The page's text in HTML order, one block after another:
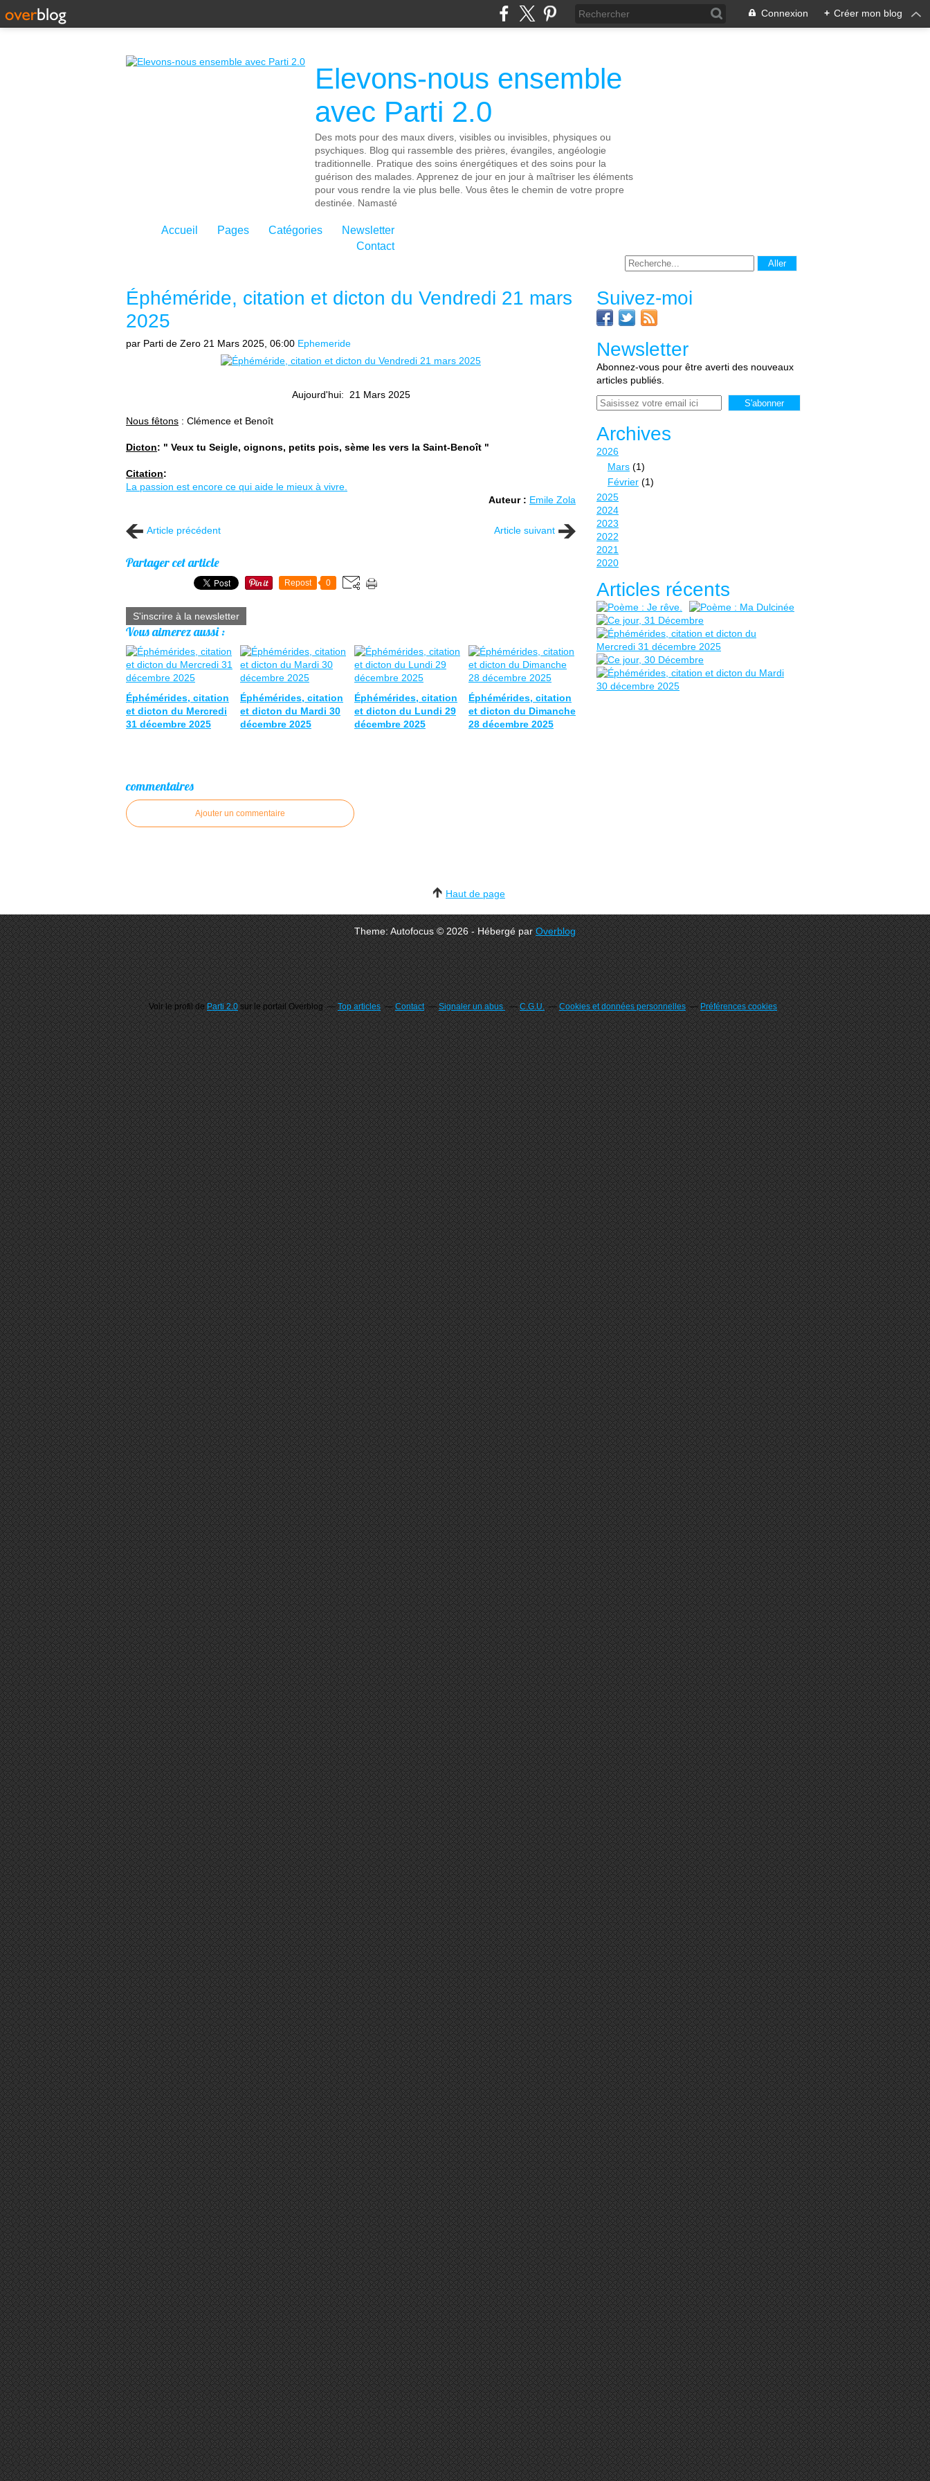
Connexion + Créer mon blog
Elevons-nous ensemble
avec Parti 2.0
Des mots pour des maux divers, visibles ou invisibles, physiques ou
psychiques. Blog qui rassemble des prières, évangiles, angéologie
traditionnelle. Pratique des soins énergétiques et des soins pour la
guérison des malades. Apprenez de jour en jour à maîtriser les éléments
pour vous rendre la vie plus belle. Vous êtes le chemin de votre propre
destinée. Namasté
Accueil Pages Catégories
Newsletter
Contact
Éphéméride, citation et dicton du Vendredi 21 mars
2025
par Parti de Zero 21 Mars 2025, 06:00 Ephemeride
Aujourd'hui: 21 Mars 2025
Nous fêtons : Clémence et Benoît
Dicton: " Veux tu Seigle, oignons, petits pois, sème les vers la Saint-Benoît "
Citation:
La passion est encore ce qui aide le mieux à vivre.
Auteur : Emile Zola
Article précédent Article suivant
Partager cet article
Repost 0
S'inscrire à la newsletter
Vous aimerez aussi :
Éphémérides, citation
et dicton du Mercredi
31 décembre 2025
Éphémérides, citation
et dicton du Mardi 30
décembre 2025
Éphémérides, citation
et dicton du Lundi 29
décembre 2025
Éphémérides, citation
et dicton du Dimanche
28 décembre 2025
commentaires
Ajouter un commentaire
Suivez-moi
Newsletter
Abonnez-vous pour être averti des nouveaux
articles publiés.
Email
Archives
2026
Mars (1)
Février (1)
2025
2024
2023
2022
2021
2020
Articles récents
Haut de page
Theme: Autofocus © 2026 - Hébergé parOverblog
Voir le profil deParti 2.0sur le portail Overblog Top articles Contact Signaler un abus C.G.U. Cookies et données personnelles Préférences cookies